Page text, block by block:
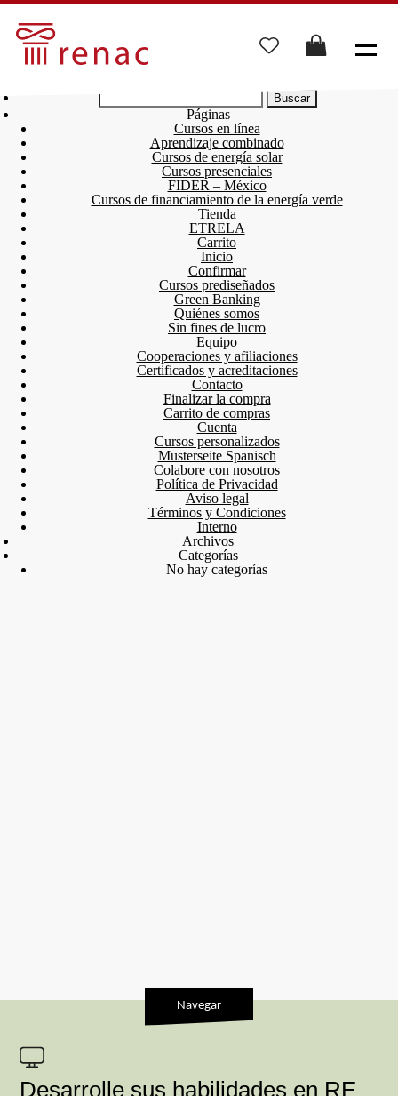
Buscar:
Páginas
Cursos en línea
Aprendizaje combinado
Cursos de energía solar
Cursos presenciales
FIDER – México
Cursos de financiamiento de la energía verde
Tienda
ETRELA
Carrito
Inicio
Confirmar
Cursos prediseñados
Green Banking
Quiénes somos
Sin fines de lucro
Equipo
Cooperaciones y afiliaciones
Certificados y acreditaciones
Contacto
Finalizar la compra
Carrito de compras
Cuenta
Cursos personalizados
Musterseite Spanisch
Colabore con nosotros
Política de Privacidad
Aviso legal
Términos y Condiciones
Interno
Archivos
Categorías
No hay categorías
Navegar
Desarrolle sus habilidades en RE